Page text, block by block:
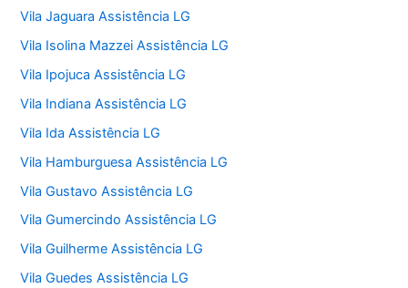
Vila Jaguara Assistência LG
Vila Isolina Mazzei Assistência LG
Vila Ipojuca Assistência LG
Vila Indiana Assistência LG
Vila Ida Assistência LG
Vila Hamburguesa Assistência LG
Vila Gustavo Assistência LG
Vila Gumercindo Assistência LG
Vila Guilherme Assistência LG
Vila Guedes Assistência LG